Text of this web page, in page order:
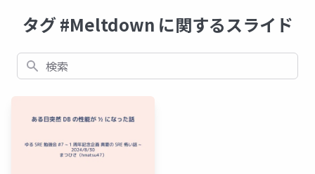
タグ #Meltdown に関するスライド
検索